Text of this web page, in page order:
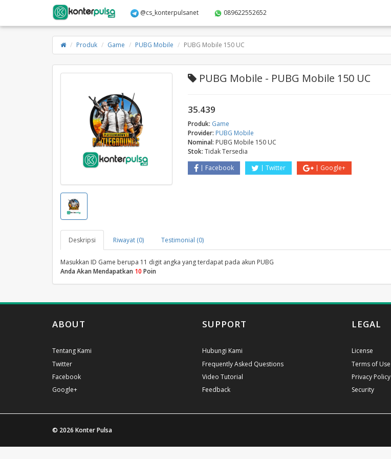
@cs_konterpulsanet 089622552652
Produk Game PUBG Mobile PUBG Mobile 150 UC
PUBG Mobile - PUBG Mobile 150 UC
35.439
Produk: Game
Provider: PUBG Mobile
Nominal: PUBG Mobile 150 UC
Stok: Tidak Tersedia
Facebook
Twitter Google+
Deskripsi Riwayat (0) Testimonial (0)
Masukkan ID Game berupa 11 digit angka yang terdapat pada akun PUBG
Anda Akan Mendapatkan 10 Poin
ABOUT
Tentang Kami
Twitter
Facebook
Google+
SUPPORT
Hubungi Kami
Frequently Asked Questions
Video Tutorial
Feedback
LEGAL
License
Terms of Use
Privacy Policy
Security
© 2026 Konter Pulsa